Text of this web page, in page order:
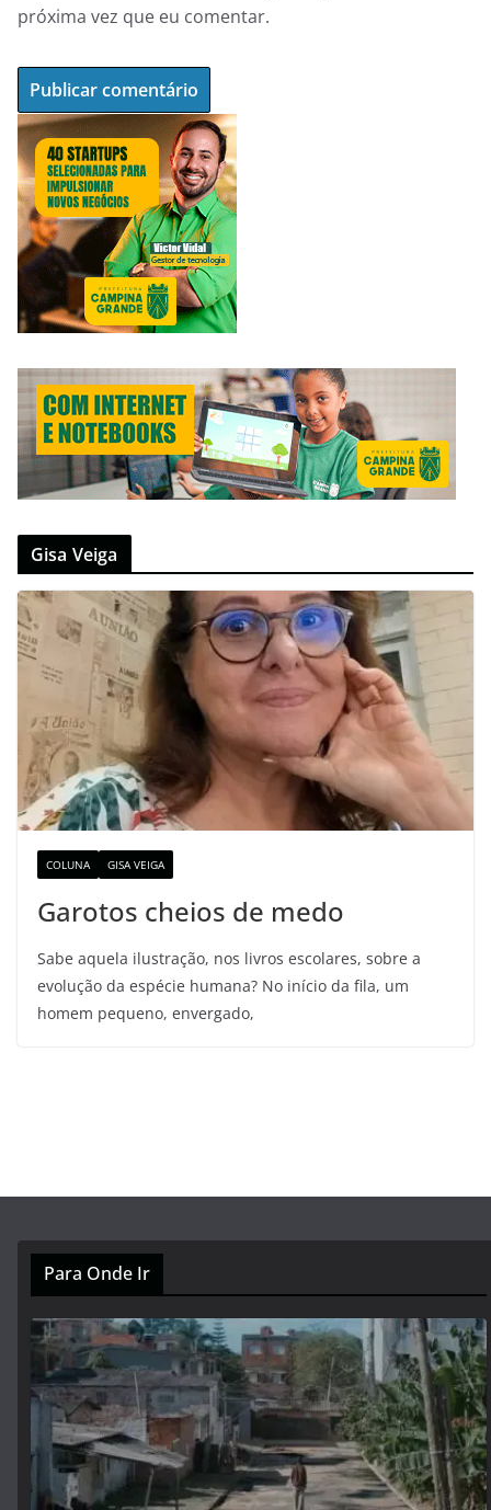
próxima vez que eu comentar.
Gisa Veiga
COLUNA GISA VEIGA
Garotos cheios de medo
Sabe aquela ilustração, nos livros escolares, sobre a
evolução da espécie humana? No início da fila, um
homem pequeno, envergado,
Para Onde Ir